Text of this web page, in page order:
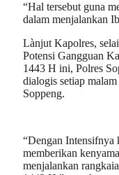
“Hal tersebut guna
dalam menjalankan
Lànjut Kapolres,
Potensi Gangguan
1443 H ini, Polres
dialogis setiap
Soppeng.
“Dengan Intensifnya
memberikan
menjalankan